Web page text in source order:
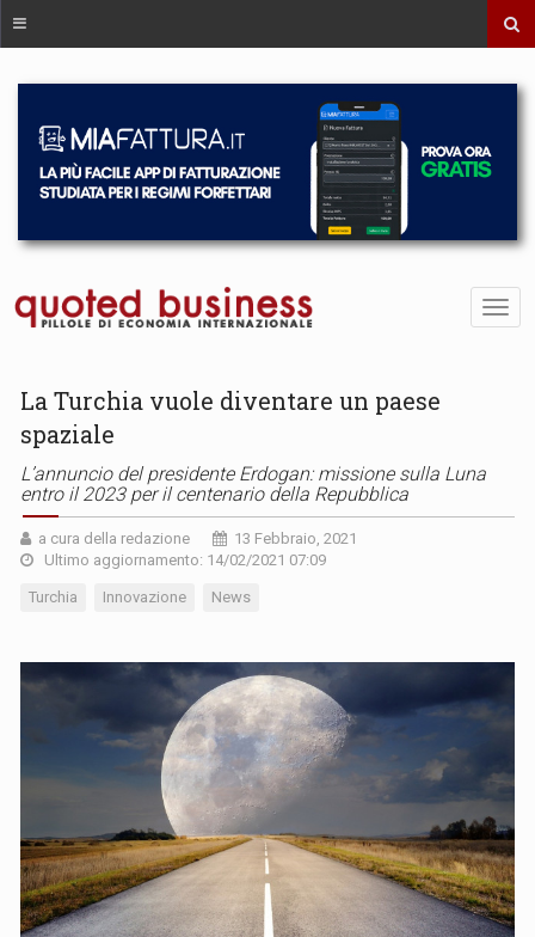
La Turchia vuole diventare un paese
spaziale
L’annuncio del presidente Erdogan: missione sulla Luna
entro il 2023 per il centenario della Repubblica
a cura della redazione
13 Febbraio, 2021
Ultimo aggiornamento: 14/02/2021 07:09
Turchia Innovazione News